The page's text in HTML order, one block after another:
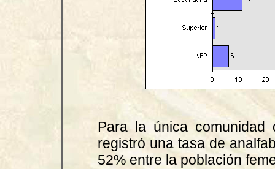
Para la única
registró una tasa de
52% entre la población